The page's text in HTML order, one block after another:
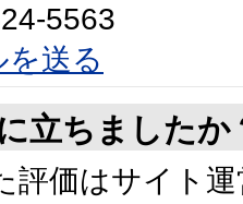
5563
送る
立ちましたか
評価はサイト